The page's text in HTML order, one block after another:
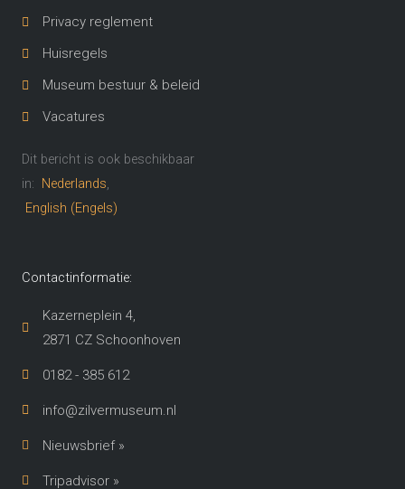
Privacy reglement
Huisregels
Museum bestuur & beleid
Vacatures
Dit bericht is ook beschikbaar
in: Nederlands
English (Engels)
Contactinformatie:
Kazerneplein 4,
2871 CZ Schoonhoven​
0182 - 385 612
info@zilvermuseum.nl
Nieuwsbrief »
Tripadvisor »